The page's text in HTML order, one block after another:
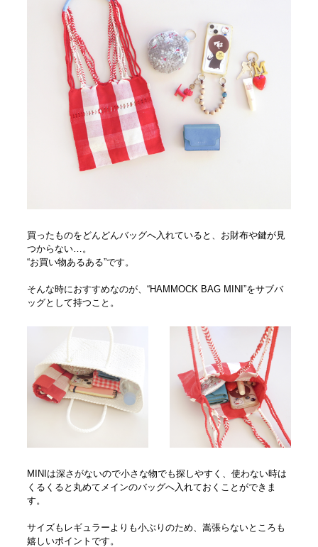
買ったものをどんどんバッグへ入れていると、お財布や鍵が見
つからない…。
“お買い物あるある”です。
そんな時におすすめなのが、“HAMMOCK BAG MINI”をサブバ
ッグとして持つこと。
MINIは深さがないので小さな物でも探しやすく、使わない時は
くるくると丸めてメインのバッグへ入れておくことができま
す。
サイズもレギュラーよりも小ぶりのため、嵩張らないところも
嬉しいポイントです。